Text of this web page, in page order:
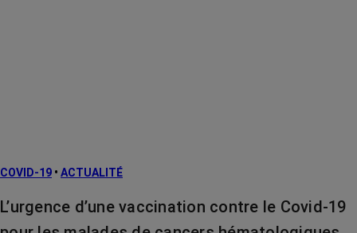
COVID-19 • ACTUALITÉ
L’urgence d’une vaccination contre le Covid-19